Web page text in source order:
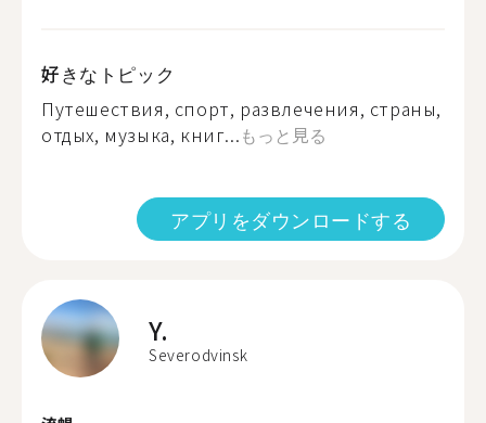
好きなトピック
Путешествия, спорт, развлечения, страны,
отдых, музыка, книг...もっと見る
アプリをダウンロードする
Y.
Severodvinsk